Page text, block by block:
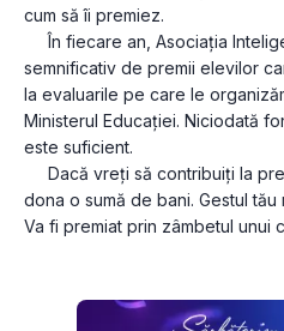
cum să îi premiez.
     În fiecare an, Asociația InteligenT dă un număr
semnificativ de premii elevilor
la evaluarile pe care le
Ministerul Educației. Niciodată
este suficient.
dona o sumă de bani. Gestul tău
Va fi premiat prin zâmbetul unui